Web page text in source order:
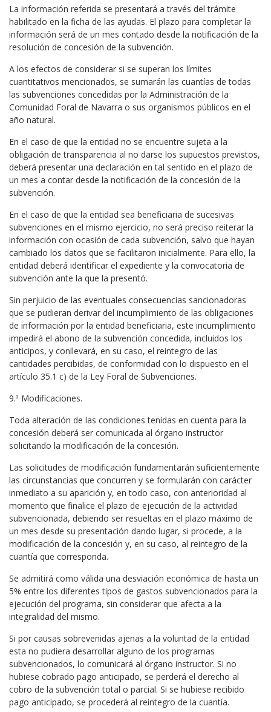
La información referida se presentará a través del trámite
habilitado en la ficha de las ayudas. El plazo para completar la
información será de un mes contado desde la notificación de la
resolución de concesión de la subvención.
A los efectos de considerar si se superan los límites
cuantitativos mencionados, se sumarán las cuantías de todas
las subvenciones concedidas por la Administración de la
Comunidad Foral de Navarra o sus organismos públicos en el
año natural.
En el caso de que la entidad no se encuentre sujeta a la
obligación de transparencia al no darse los supuestos previstos,
deberá presentar una declaración en tal sentido en el plazo de
un mes a contar desde la notificación de la concesión de la
subvención.
En el caso de que la entidad sea beneficiaria de sucesivas
subvenciones en el mismo ejercicio, no será preciso reiterar la
información con ocasión de cada subvención, salvo que hayan
cambiado los datos que se facilitaron inicialmente. Para ello, la
entidad deberá identificar el expediente y la convocatoria de
subvención ante la que la presentó.
Sin perjuicio de las eventuales consecuencias sancionadoras
que se pudieran derivar del incumplimiento de las obligaciones
de información por la entidad beneficiaria, este incumplimiento
impedirá el abono de la subvención concedida, incluidos los
anticipos, y conllevará, en su caso, el reintegro de las
cantidades percibidas, de conformidad con lo dispuesto en el
artículo 35.1 c) de la Ley Foral de Subvenciones.
9.ª Modificaciones.
Toda alteración de las condiciones tenidas en cuenta para la
concesión deberá ser comunicada al órgano instructor
solicitando la modificación de la concesión.
Las solicitudes de modificación fundamentarán suficientemente
las circunstancias que concurren y se formularán con carácter
inmediato a su aparición y, en todo caso, con anterioridad al
momento que finalice el plazo de ejecución de la actividad
subvencionada, debiendo ser resueltas en el plazo máximo de
un mes desde su presentación dando lugar, si procede, a la
modificación de la concesión y, en su caso, al reintegro de la
cuantía que corresponda.
Se admitirá como válida una desviación económica de hasta un
5% entre los diferentes tipos de gastos subvencionados para la
ejecución del programa, sin considerar que afecta a la
integralidad del mismo.
Si por causas sobrevenidas ajenas a la voluntad de la entidad
esta no pudiera desarrollar alguno de los programas
subvencionados, lo comunicará al órgano instructor. Si no
hubiese cobrado pago anticipado, se perderá el derecho al
cobro de la subvención total o parcial. Si se hubiese recibido
pago anticipado, se procederá al reintegro de la cuantía.